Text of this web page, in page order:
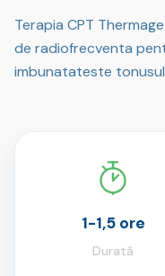
Terapia CPT
de radiofrecventa
imbunatateste
1-1,5 ore
Durată